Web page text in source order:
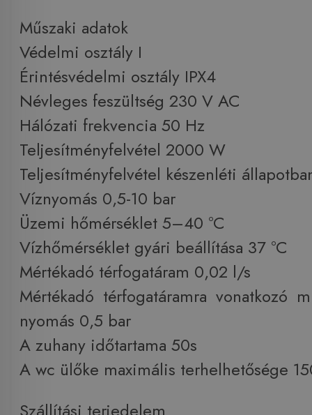
Műszaki adatok
Védelmi osztály I
Érintésvédelmi osztály IPX4
Névleges feszültség 230 V AC
Hálózati frekvencia 50 Hz
Teljesítményfelvétel 2000 W
Teljesítményfelvétel készenléti
Víznyomás 0,5-10 bar
Üzemi hőmérséklet 5–40 °C
Vízhőmérséklet gyári beállítása 37 °C
Mértékadó térfogatáram 0,02 l/s
Mértékadó térfogatáramra vonatkozó
nyomás 0,5 bar
A zuhany időtartama 50s
A wc ülőke maximális terhelhetősége